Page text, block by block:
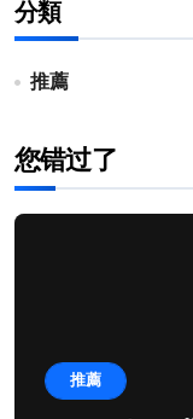
分類
推薦
您错过了
推薦